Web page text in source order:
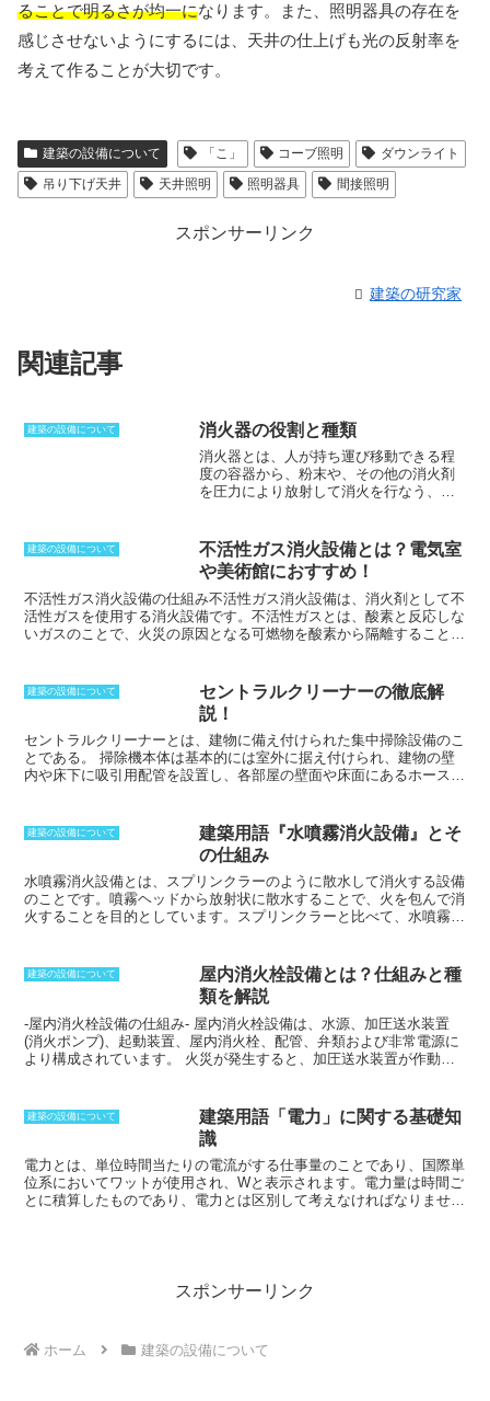
ることで明るさが均一になります。また、照明器具の存在を
感じさせないようにするには、天井の仕上げも光の反射率を
考えて作ることが大切です。
建築の設備について 「こ」 コーブ照明
ダウンライト
吊り下げ天井
天井照明 照明器具 間接照明
スポンサーリンク
建築の研究家
関連記事
建築の設備について 消火器の役割と種類
消火器とは、人が持ち運び移動できる程
度の容器から、粉末や、その他の消火剤
を圧力により放射して消火を行なう、初
カリウムの水溶液である強化液、ハロン
1301等を放射するガス系消火剤などがあ
ります。消火器の設置は小型の消火器で
は歩行距離20mごと、大型消火器では歩
行距離30mごと、さらに電気室や多量の
火気使用場所に設置が必要だ。もっとも
す。一気に消火するが、再燃することも
あり、放射時間も短いため消火に技術を
要します。一方、強化液消火器は、水性
で再燃しにくく、放射時間が長いのが特
徴。しかし、粉末消火器に比べると重く
持ち運びが困難です。
建築の設備について
不活性ガス消火設備とは？電気室
や美術館におすすめ！
不活性ガス消火設備の仕組み不活性ガス消火設備は、消火剤として不
活性ガスを使用する消火設備です。不活性ガスとは、酸素と反応しな
いガスのことで、火災の原因となる可燃物を酸素から隔離することで
ガス消火設備の仕組みは、火災が発生すると、センサーが感知して消
火剤の放出バルブが開き、不活性ガスが放出されます。不活性ガス
は、可燃物を包み込んで酸素を遮断することで、火災を消火します。
不活性ガスは、消火剤自体の毒性はありませんが、空間の酸素濃度を
低下させていくため、人的危害が生じる可能性があります。そのた
め、安全対策を徹底しておかなければなりません。
建築の設備について
セントラルクリーナーの徹底解
説！
セントラルクリーナーとは、建物に備え付けられた集中掃除設備のこ
とである。
掃除機本体は基本的には室外に据え付けられ、建物の壁
内や床下に吸引用配管を設置し、各部屋の壁面や床面にあるホース取
再飛散を防げる。
本体は外に固定されているため、掃除の際は掃除す
る部屋にホースを持っていくだけと手軽で、室内では掃除の際にも音
がほとんどしないといったメリットがある。
本体内の紙パックに集められる。
建築の設備について
建築用語『水噴霧消火設備』とそ
の仕組み
水噴霧消火設備とは、スプリンクラーのように散水して消火する設備
のことです。噴霧ヘッドから放射状に散水することで、火を包んで消
火することを目的としています。 スプリンクラーと比べて、水噴霧消
って火災時に発生する熱を奪い取り冷却することができるのです。ま
た、噴霧することによって、水蒸気も発生させることができ、燃え続
けるためになくてはならない酸素も遮断する役目もあります。一般的
なスプリンクラーよりも水圧を高めてあるだけではなく、ヘッド部分
も異なるものを使用しているのが特徴です。
建築の設備について
屋内消火栓設備とは？仕組みと種
類を解説
-屋内消火栓設備の仕組み- 屋内消火栓設備は、水源、加圧送水装置
(消火ポンプ)、起動装置、屋内消火栓、配管、弁類および非常電源に
より構成されています。 火災が発生すると、加圧送水装置が作動
動火災報知設備の発信機を押すことによるものがあります。 屋内消
火栓設備の消火能力は、放水圧力、放水量、操作性によって1号消火
栓、易操作性1号消火栓、2号消火栓に区分されています。
建築の設備について
建築用語「電力」に関する基礎知
識
電力とは、単位時間当たりの電流がする仕事量のことであり、国際単
位系においてワットが使用され、Wと表示されます。電力量は時間ご
とに積算したものであり、電力とは区別して考えなければなりませ
蔵庫と言われ、エアコンなどよりもはるかに大きくなっています。電
力の消費量を減らしていくことを節電と呼びます。必要なエネルギー
スポンサーリンク
ホーム 建築の設備について